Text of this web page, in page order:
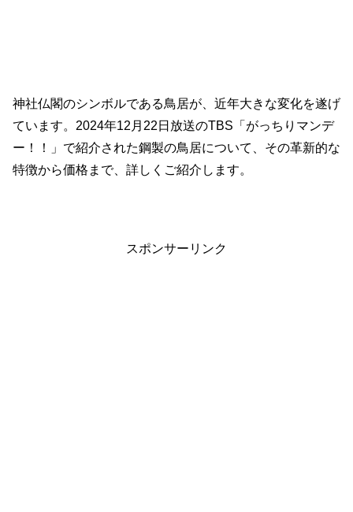
神社仏閣のシンボルである鳥居が、近年大きな変化を遂げ
ています。2024年12月22日放送のTBS「がっちりマンデ
ー！！」で紹介された鋼製の鳥居について、その革新的な
特徴から価格まで、詳しくご紹介します。
スポンサーリンク